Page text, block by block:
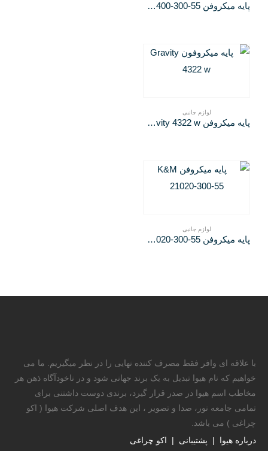
پایه میکروفن K&M 23400-300-55
لوازم جانبی
پایه میکروفن Gravity 4322 w
لوازم جانبی
پایه میکروفن K&M 21020-300-55
با علاقه ای وافر فقط مصرف کننده نهایی را در نظر میگیریم. ما می
خواهیم که نام هیوا تبدیل به یک برند جهانی شود و در ناخودآگاه ذهن هر
مخاطب اسم هیوا در صدر قرار گیرد، برندی دوست داشتنی برای
تمامی جامعه نور، صدا و تصویر ، این هدف اصلی شرکت هیوا ( اکو
چراغی ) می باشد.
درباره هیوا | پشتیبانی | اکو چراغی